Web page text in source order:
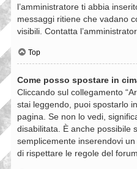
l’amministratore ti abbia
messaggi ritiene che vadano
visibili. Contatta
Top
Come posso spostare in
Cliccando sul collegamento
stai leggendo, puoi spostarlo
pagina. Se non lo vedi,
disabilitata. È anche possibile
semplicemente inserendovi
di rispettare le regole del